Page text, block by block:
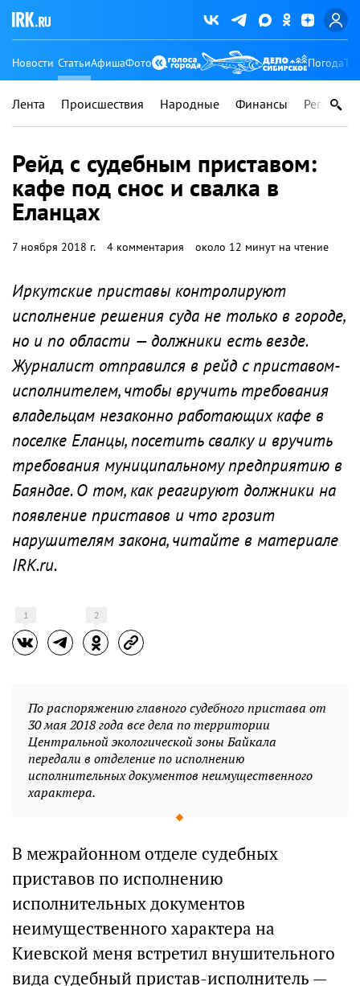
Новости СтатьиАфишаФото Погода
Лента Происшествия Народные Финансы Регионы
Рейд с судебным приставом:
кафе под снос и свалка в
Еланцах
7 ноября 2018 г. 4 комментария около 12 минут на чтение
Иркутские приставы контролируют
исполнение решения суда не только в городе,
но и по области — должники есть везде.
Журналист отправился в рейд с приставом-
исполнителем, чтобы вручить требования
владельцам незаконно работающих кафе в
поселке Еланцы, посетить свалку и вручить
требования муниципальному предприятию в
Баяндае. О том, как реагируют должники на
появление приставов и что грозит
нарушителям закона, читайте в материале
IRK.ru.
1 2
По распоряжению главного судебного пристава от
30 мая 2018 года все дела по территории
Центральной экологической зоны Байкала
передали в отделение по исполнению
исполнительных документов неимущественного
характера.
В межрайонном отделе судебных
приставов по исполнению
исполнительных документов
неимущественного характера на
Киевской меня встретил внушительного
вида судебный пристав-исполнитель —